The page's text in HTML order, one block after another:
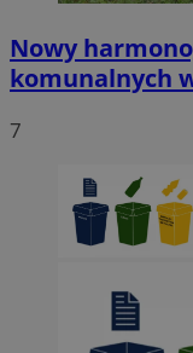
Nowy
komunalnych
7